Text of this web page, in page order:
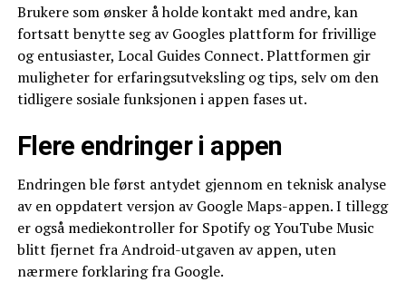
Brukere som ønsker å holde kontakt med andre, kan
fortsatt benytte seg av Googles plattform for frivillige
og entusiaster, Local Guides Connect. Plattformen gir
muligheter for erfaringsutveksling og tips, selv om den
tidligere sosiale funksjonen i appen fases ut.
Flere endringer i appen
Endringen ble først antydet gjennom en teknisk analyse
av en oppdatert versjon av Google Maps-appen. I tillegg
er også mediekontroller for Spotify og YouTube Music
blitt fjernet fra Android-utgaven av appen, uten
nærmere forklaring fra Google.